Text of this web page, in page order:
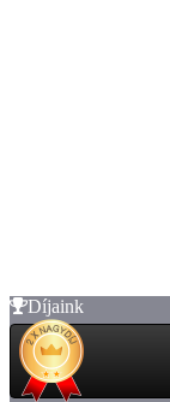
Díjaink